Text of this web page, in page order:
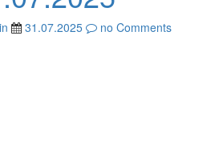
31.07.2025 no Comments